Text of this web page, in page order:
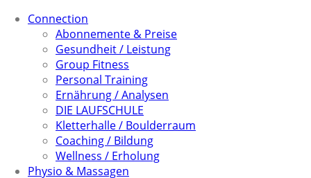
Connection
Abonnemente & Preise
Gesundheit / Leistung
Group Fitness
Personal Training
Ernährung / Analysen
DIE LAUFSCHULE
Kletterhalle / Boulderraum
Coaching / Bildung
Wellness / Erholung
Physio & Massagen